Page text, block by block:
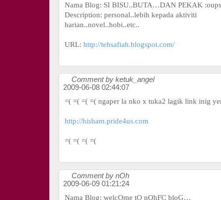
Nama Blog: SI BISU..BUTA…DAN PEKAK
Description: personal..lebih kepada aktiviti
harian..novel..hobi..etc..
URL: http://tehsafiah.blogspot.com/
Comment by ketuk_angel
2009-06-08 02:44:07
=( =( =( =( ngaper la nko x tuka2 lagik link inig
http://hisham.pride4us.com
=( =( =( =(
Comment by nOh
2009-06-09 01:21:24
Nama Blog: welcOme tO nOhFC bloG…